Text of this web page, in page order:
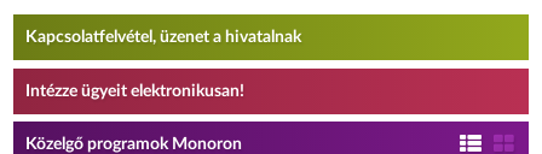
Kapcsolatfelvétel, üzenet a hivatalnak
Intézze ügyeit elektronikusan!
Közelgő programok Monoron